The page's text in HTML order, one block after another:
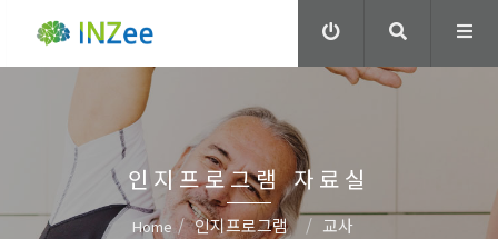
인지프로그램 자료실
Home
인지프로그램
교사